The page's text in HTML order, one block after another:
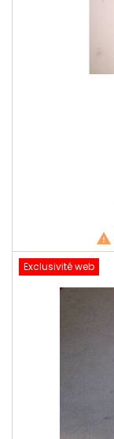

Exclusivité web